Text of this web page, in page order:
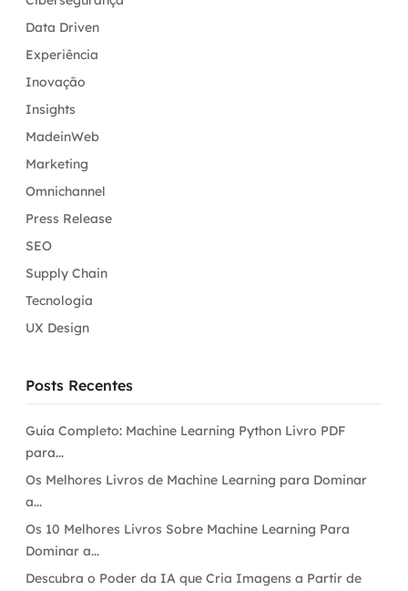
Data Driven
Experiência
Inovação
Insights
MadeinWeb
Marketing
Omnichannel
Press Release
SEO
Supply Chain
Tecnologia
UX Design
Posts Recentes
Guia Completo: Machine Learning Python Livro PDF
para...
Os Melhores Livros de Machine Learning para Dominar
a...
Os 10 Melhores Livros Sobre Machine Learning Para
Dominar a...
Descubra o Poder da IA que Cria Imagens a Partir de